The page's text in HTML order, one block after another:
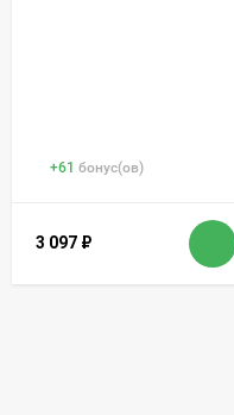
+61 бонус(ов)
3 097 ₽